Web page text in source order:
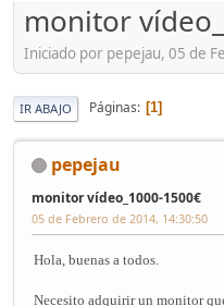
monitor
Iniciado por pepejau, 05 de
IR ABAJO Páginas 1
pepejau
monitor vídeo_1000-1500€
05 de Febrero de 2014, 14:30:50
Hola, buenas a todos.
Necesito adquirir un monitor